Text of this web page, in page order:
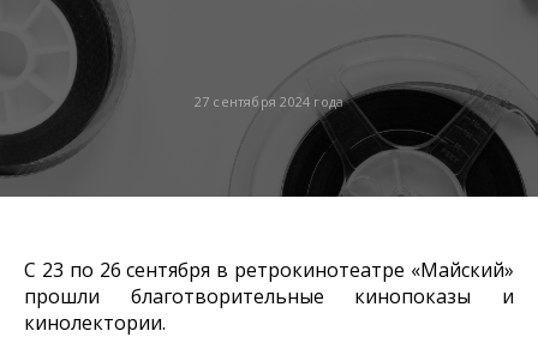
27 сентября 2024 года
С 23 по 26 сентября в ретрокинотеатре «Майский»
прошли благотворительные кинопоказы и
кинолектории.